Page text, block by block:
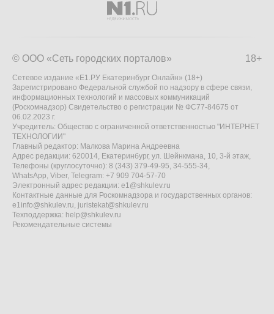
18+
© ООО «Сеть городских порталов»
Сетевое издание «Е1.РУ Екатеринбург Онлайн» (18+)
Зарегистрировано Федеральной службой по надзору в сфере связи,
информационных технологий и массовых коммуникаций
(Роскомнадзор) Свидетельство о регистрации № ФС77-84675 от
06.02.2023 г.
Учредитель: Общество с ограниченной ответственностью "ИНТЕРНЕТ
ТЕХНОЛОГИИ"
Главный редактор: Малкова Марина Андреевна
Адрес редакции: 620014, Екатеринбург, ул. Шейнкмана, 10, 3-й этаж,
Телефоны (круглосуточно): 8 (343) 379-49-95, 34-555-34,
WhatsApp, Viber, Telegram: +7 909 704-57-70
Электронный адрес редакции: e1@shkulev.ru
Контактные данные для Роскомнадзора и государственных органов:
e1info@shkulev.ru, juristekat@shkulev.ru
Техподдержка: help@shkulev.ru
Рекомендательные системы